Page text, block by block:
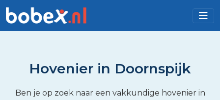
Hovenier in Doornspijk
Ben je op zoek naar een vakkundige hovenier in